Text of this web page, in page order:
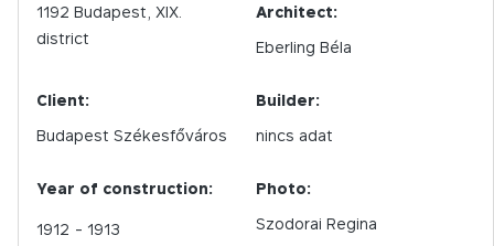
1192 Budapest, XIX.
district
Architect:
Eberling Béla
Client:
Budapest Székesfőváros
Builder:
nincs adat
Year of construction:
1912 - 1913
Photo:
Szodorai Regina